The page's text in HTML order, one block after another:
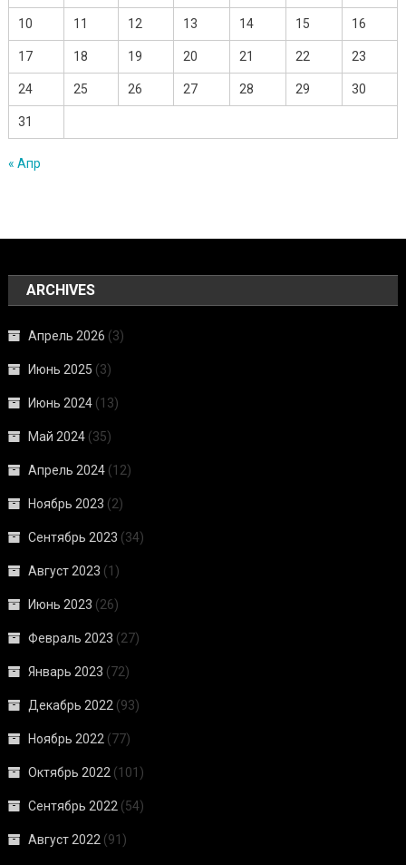
10 11 12 13 14 15 16
17 18 19 20 21 22 23
24 25 26 27 28 29 30
31
« Апр
ARCHIVES
Апрель 2026 (3)
Июнь 2025 (3)
Июнь 2024 (13)
Май 2024 (35)
Апрель 2024 (12)
Ноябрь 2023 (2)
Сентябрь 2023 (34)
Август 2023 (1)
Июнь 2023 (26)
Февраль 2023 (27)
Январь 2023 (72)
Декабрь 2022 (93)
Ноябрь 2022 (77)
Октябрь 2022 (101)
Сентябрь 2022 (54)
Август 2022 (91)